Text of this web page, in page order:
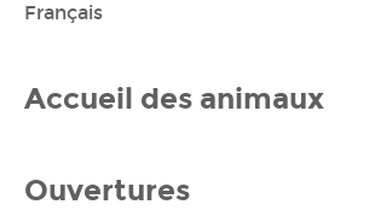
Français
Accueil des animaux
Ouvertures